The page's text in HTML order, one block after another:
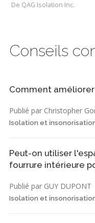
De QAG Isolation Inc.
Conseils
Comment
Publié par Christopher
Isolation et
Peut-on utiliser
fourrure intérieure
Publié par GUY DUPONT
Isolation et